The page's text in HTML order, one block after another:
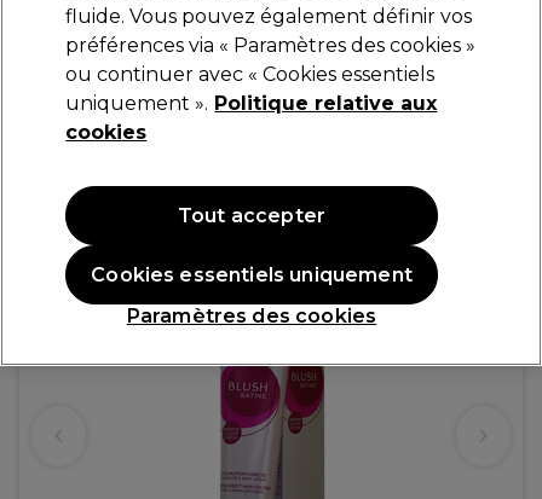
Eugène Perma Blush Satine Coloration semi-
permanente sans ammoniaque 100ml Blond
29,95 €
fluide. Vous pouvez également définir vos
préférences via « Paramètres des cookies »
ou continuer avec « Cookies essentiels
uniquement ». Politique relative aux
cookies
Paramètres des cookies
Cookies essentiels uniquement
Tout accepter